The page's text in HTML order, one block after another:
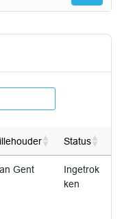
Status
Gent
Ingetrok
ken